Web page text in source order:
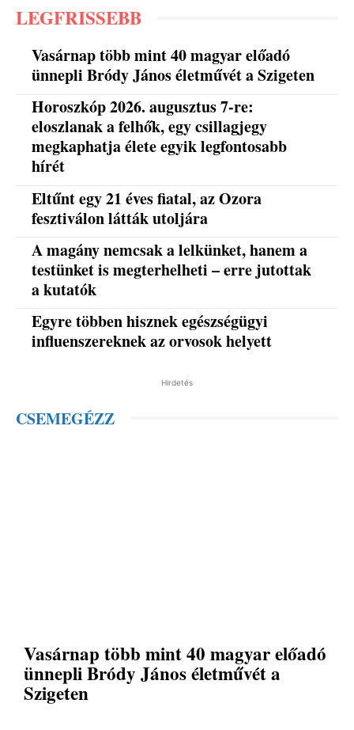
LEGFRISSEBB
Vasárnap több mint 40 magyar előadó
ünnepli Bródy János életművét a Szigeten
Horoszkóp 2026. augusztus 7-re:
eloszlanak a felhők, egy csillagjegy
megkaphatja élete egyik legfontosabb
hírét
Eltűnt egy 21 éves fiatal, az Ozora
fesztiválon látták utoljára
A magány nemcsak a lelkünket, hanem a
testünket is megterhelheti – erre jutottak
a kutatók
Egyre többen hisznek egészségügyi
influenszereknek az orvosok helyett
Hirdetés
CSEMEGÉZZ
Vasárnap több mint 40 magyar előadó
ünnepli Bródy János életművét a
Szigeten